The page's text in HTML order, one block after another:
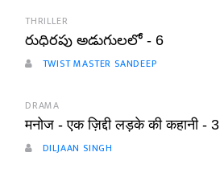
THRILLER
రుధిరపు అడుగులలో - 6
TWIST MASTER SANDEEP
DRAMA
मनोज - एक ज़िद्दी लड़के की कहानी - 3
DILJAAN SINGH